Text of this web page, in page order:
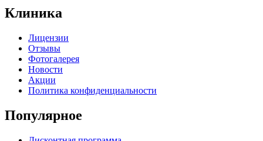
Клиника
Лицензии
Отзывы
Фотогалерея
Новости
Акции
Политика конфиденциальности
Популярное